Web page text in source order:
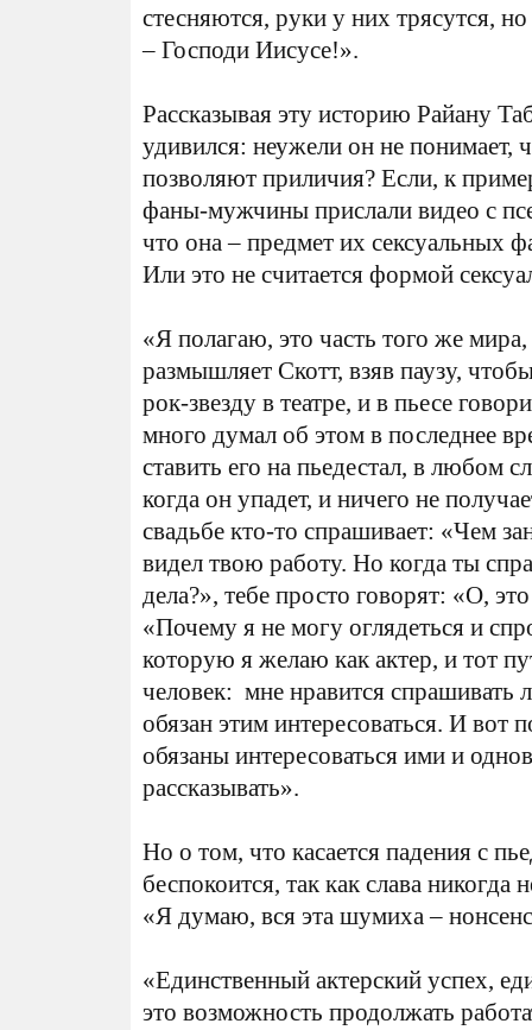
стесняются, руки у них трясутся,
– Господи Иисусе!».
Рассказывая эту историю Райану
удивился: неужели он не понимает,
позволяют приличия? Если, к
фаны-мужчины прислали видео с
что она – предмет их сексуальных
Или это не считается формой
«Я полагаю, это часть того же
размышляет Скотт, взяв паузу,
рок-звезду в театре, и в пьесе
много думал об этом в последнее
ставить его на пьедестал, в любом
когда он упадет, и ничего не
свадьбе кто-то спрашивает: «Чем
видел твою работу. Но когда ты
дела?», тебе просто говорят: «O,
«Почему я не могу оглядеться и
которую я желаю как актер, и тот
человек: мне нравится спрашивать
обязан этим интересоваться. И вот
обязаны интересоваться ими и
рассказывать».
Но о том, что касается падения с
беспокоится, так как слава
«Я думаю, вся эта шумиха –
«Единственный актерский успех,
это возможность продолжать